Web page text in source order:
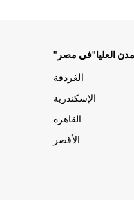
العليا"في مصر
الغردقة
الإسكندرية
القاهرة
الأقصر